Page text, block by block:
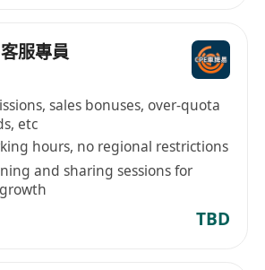
服專員
sales bonuses, over-quota
etc
hours, no regional restrictions
and sharing sessions for
TBD